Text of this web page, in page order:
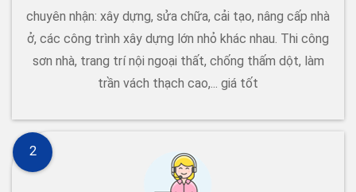
chuyên nhận: xây dựng, sửa chữa, cải tạo, nâng cấp nhà
ở, các công trình xây dựng lớn nhỏ khác nhau. Thi công
sơn nhà, trang trí nội ngoại thất, chống thấm dột, làm
trần vách thạch cao,... giá tốt
2